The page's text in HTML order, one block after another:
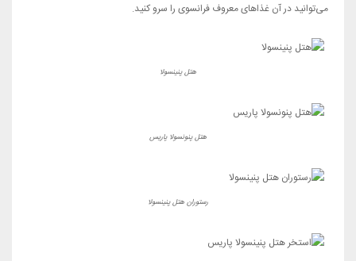
می‌توانید در آن غذاهای معروف فرانسوی را سرو کنید.
هتل پنینسولا
هتل پنونسولا پاریس
رستوران هتل پنینسولا